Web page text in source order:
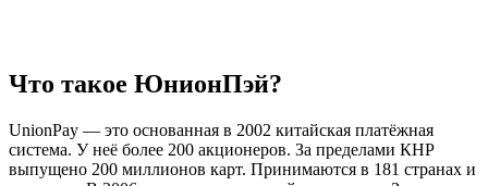
Что такое ЮнионПэй?
UnionPay — это основанная в 2002 китайская платёжная
система. У неё более 200 акционеров. За пределами КНР
выпущено 200 миллионов карт. Принимаются в 181 странах и